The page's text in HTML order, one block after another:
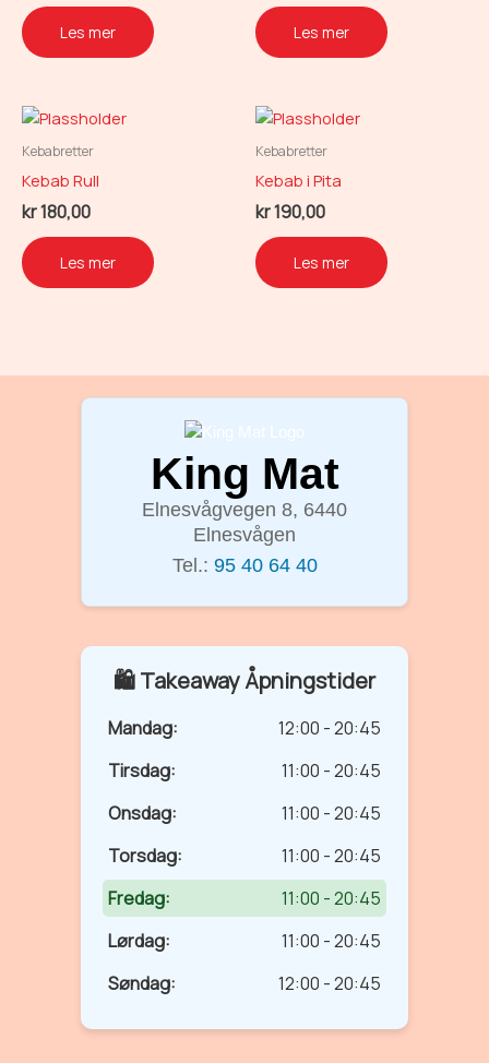
Les mer Les mer
Kebabretter
Kebab Rull
kr180,00
Les mer
Kebabretter
Kebab i Pita
kr190,00
Les mer
King Mat
Elnesvågvegen 8, 6440
Elnesvågen
Tel.: 95 40 64 40
🛍️ Takeaway Åpningstider
Mandag:
12:00 - 20:45
Tirsdag:
11:00 - 20:45
Onsdag:
11:00 - 20:45
Torsdag:
11:00 - 20:45
Fredag:
11:00 - 20:45
Lørdag:
11:00 - 20:45
Søndag:
12:00 - 20:45